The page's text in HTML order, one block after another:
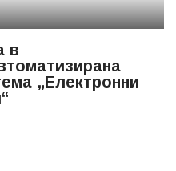
в
„Електронни